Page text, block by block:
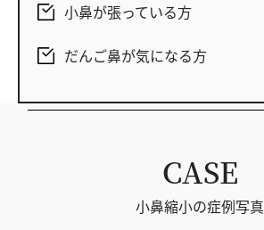
小鼻が張っている方
だんご鼻が気になる方
CASE
小鼻縮小の症例写真